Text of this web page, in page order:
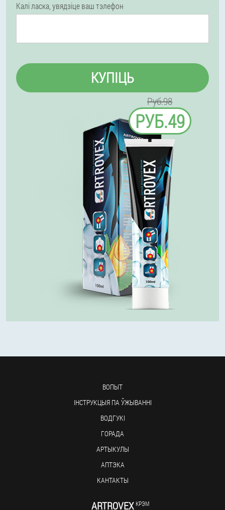
Калі ласка, увядзіце ваш тэлефон
КУПІЦЬ
Руб.98
РУБ.49
ВОПЫТ
ІНСТРУКЦЫЯ ПА ЎЖЫВАННІ
ВОДГУКІ
ГОРАДА
АРТЫКУЛЫ
АПТЭКА
КАНТАКТЫ
ARTROVEX КРЭМ